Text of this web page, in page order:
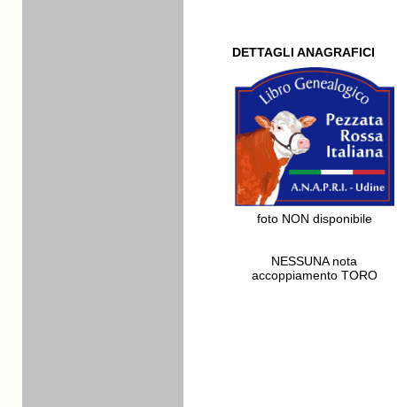
DETTAGLI ANAGRAFICI
foto NON disponibile
NESSUNA nota
accoppiamento TORO